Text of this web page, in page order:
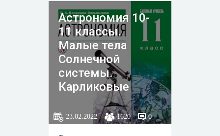
Астрономия 10-
11 классы.
Малые тела
Солнечной
системы.
Карликовые
планеты
23.02.2022 1620 0